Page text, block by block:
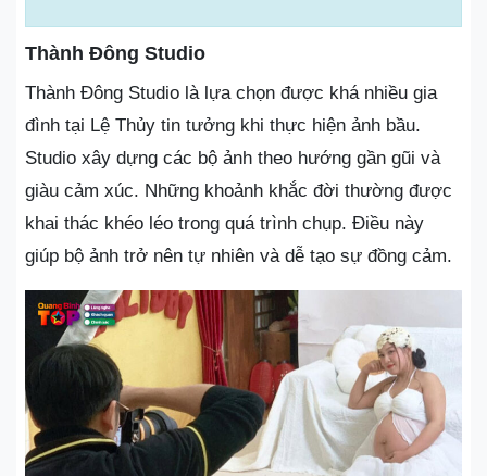
Thành Đông Studio
Thành Đông Studio là lựa chọn được khá nhiều gia
đình tại Lệ Thủy tin tưởng khi thực hiện ảnh bầu.
Studio xây dựng các bộ ảnh theo hướng gần gũi và
giàu cảm xúc. Những khoảnh khắc đời thường được
khai thác khéo léo trong quá trình chụp. Điều này
giúp bộ ảnh trở nên tự nhiên và dễ tạo sự đồng cảm.